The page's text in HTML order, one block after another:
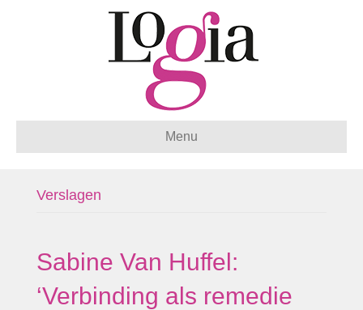
Menu
Verslagen
Sabine Van Huffel:
‘Verbinding als remedie